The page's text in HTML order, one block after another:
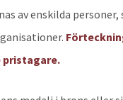
av enskilda personer,